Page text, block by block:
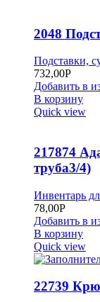
2048
Подставки,
732,00Р
Добавить в
В корзину
Quick view
217874
труба3/4)
Инвентарь
78,00Р
Добавить в
В корзину
Quick view
22739